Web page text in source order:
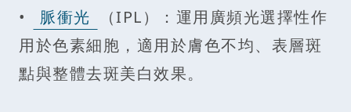
•
脈衝光
（IPL）：運用廣頻光選擇性作
用於色素細胞，適用於膚色不均、表層斑
點與整體去斑美白效果。